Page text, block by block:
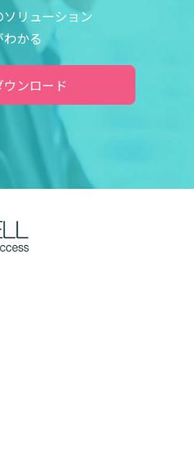
ソリューション
わかる
ンロード